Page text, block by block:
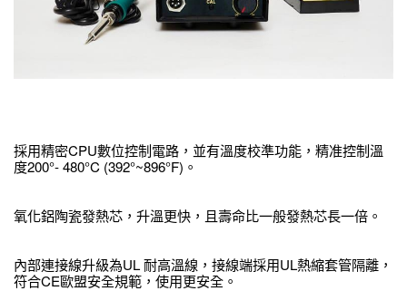
採用精密CPU數位控制電路，並有溫度校準功能，精准控制溫
度200°- 480°C (392°~896°F)。
氧化鋁陶瓷發熱芯，升溫更快，且壽命比一般發熱芯長一倍。
內部連接線升級為UL 耐高溫線，接線端採用UL熱縮套管隔離，
符合CE歐盟安全規範，使用更安全。